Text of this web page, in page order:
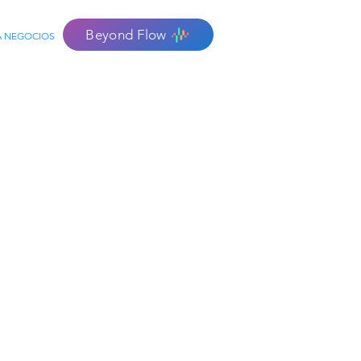
NEGOCIOS Beyond Flow